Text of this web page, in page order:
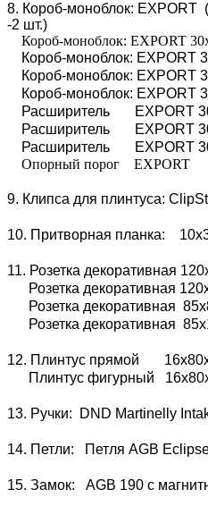
8. Короб-моноблок: EXPORT
-2 шт.)
Короб-моноблок: EXPORT
Короб-моноблок: EXPORT
Короб-моноблок: EXPORT
Короб-моноблок: EXPORT
Расширитель EXPORT
Расширитель EXPORT
Расширитель EXPORT
Опорный порог EXPORT
9. Клипса для плинтуса:
10. Притворная планка:
11. Розетка декоративная
Розетка декоративная
Розетка декоративная
Розетка декоративная
12. Плинтус прямой
Плинтус фигурный
13. Ручки: DND Martinelly
14. Петли: Петля AGB
15. Замок: AGB 190 с